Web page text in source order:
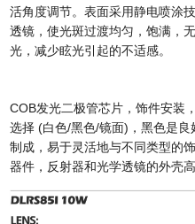
活角度调节。表面采用静电喷涂
透镜，使光斑过渡均匀，饱满，
光，减少眩光引起的不适感。
COB发光二极管芯片，饰件安装
选择 (白色/黑色/镜面)，黑色是
制成，易于灵活地与不同类型的
器件，反射器和光学透镜的外壳